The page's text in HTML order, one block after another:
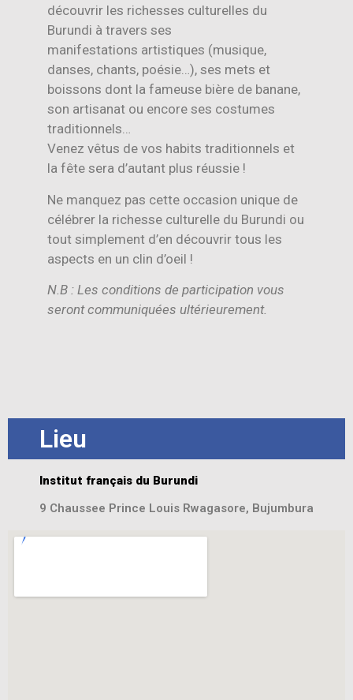
découvrir les richesses culturelles du
Burundi à travers ses
manifestations artistiques (musique,
danses, chants, poésie…), ses mets et
boissons dont la fameuse bière de banane,
son artisanat ou encore ses costumes
traditionnels…
Venez vêtus de vos habits traditionnels et
la fête sera d’autant plus réussie !
Ne manquez pas cette occasion unique de
célébrer la richesse culturelle du Burundi ou
tout simplement d’en découvrir tous les
aspects en un clin d’oeil !
N.B : Les conditions de participation vous
seront communiquées ultérieurement.
Lieu
Institut français du Burundi
9 Chaussee Prince Louis Rwagasore, Bujumbura